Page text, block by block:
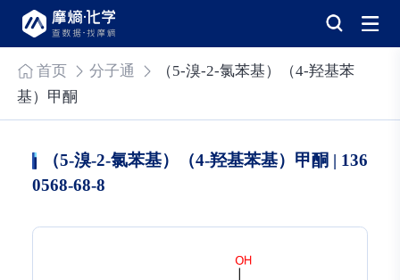
首页 分子通
（5-溴-2-氯苯基）（4-羟基苯
基）甲酮
（5-溴-2-氯苯基）（4-羟基苯基）甲酮 | 136
0568-68-8